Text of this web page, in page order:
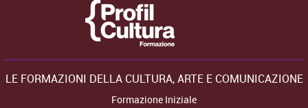
LE FORMAZIONI DELLA CULTURA, ARTE E COMUNICAZIONE
Formazione Iniziale